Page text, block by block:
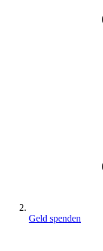
Geld spenden